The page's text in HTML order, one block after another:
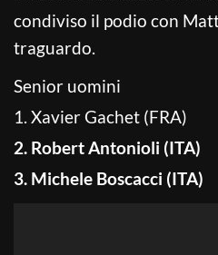
condiviso il podio con
traguardo.
Senior uomini
1. Xavier Gachet (FRA)
2. Robert Antonioli (ITA)
3. Michele Boscacci (ITA)